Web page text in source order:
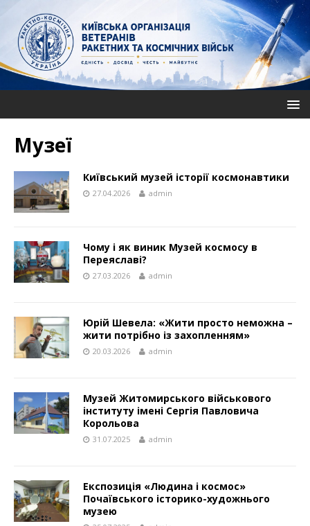
Музеї
Київський музей історії космонавтики
27.04.2026 admin
Чому і як виник Музей космосу в
Переяславі?
27.03.2026 admin
Юрій Шевела: «Жити просто неможна –
жити потрібно із захопленням»
20.03.2026 admin
Музей Житомирського військового
інституту імені Сергія Павловича
Корольова
31.07.2025 admin
Експозиція «Людина і космос»
Почаївського історико-художнього
музею